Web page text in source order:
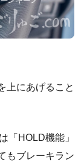
上にあげること
「HOLD機能」
もブレーキラン